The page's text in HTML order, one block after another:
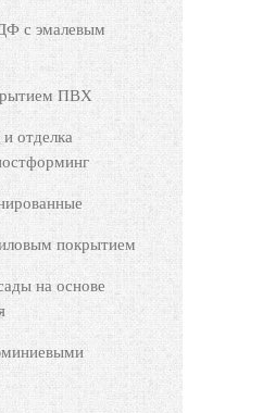
с эмалевым
ПВХ
отделка
покрытием
на основе